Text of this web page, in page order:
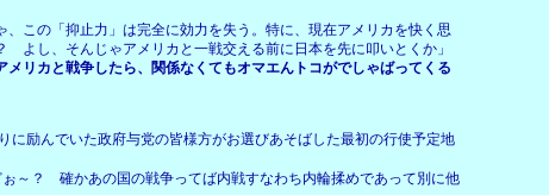
この「抑止力」は完全に効力を失う。特に、現在アメリカを快く思
し、そんじゃアメリカと一戦交える前に日本を先に叩いとくか」
メリカと戦争したら、関係なくてもオマエんトコがでしゃばってくる
に励んでいた政府与党の皆様方がお選びあそばした最初の行使予定地
～？ 確かあの国の戦争ってば内戦すなわち内輪揉めであって別に他